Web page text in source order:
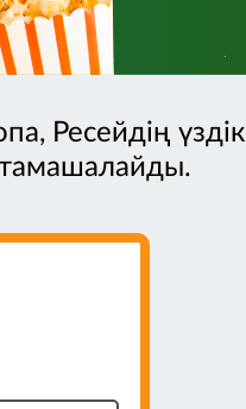
Ресейдің үздік